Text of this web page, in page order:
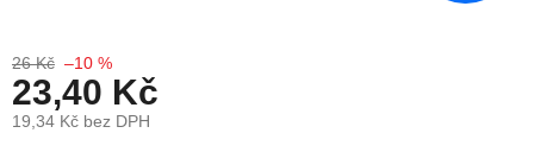
26 Kč –10 %
23,40 Kč
19,34 Kč bez DPH